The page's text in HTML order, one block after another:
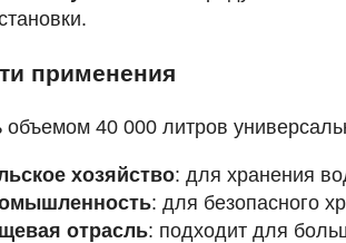
применения
объемом 40 000 литров
хозяйство: для хранения
: для безопасного
отрасль: подходит для